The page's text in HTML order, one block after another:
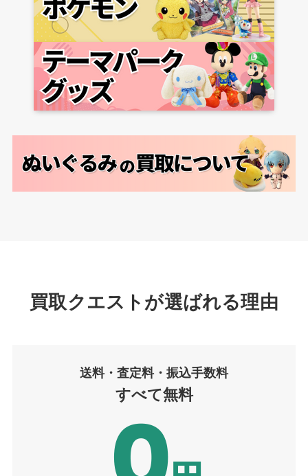
買取クエストが選ばれる理由
送料・査定料・振込手数料
すべて無料